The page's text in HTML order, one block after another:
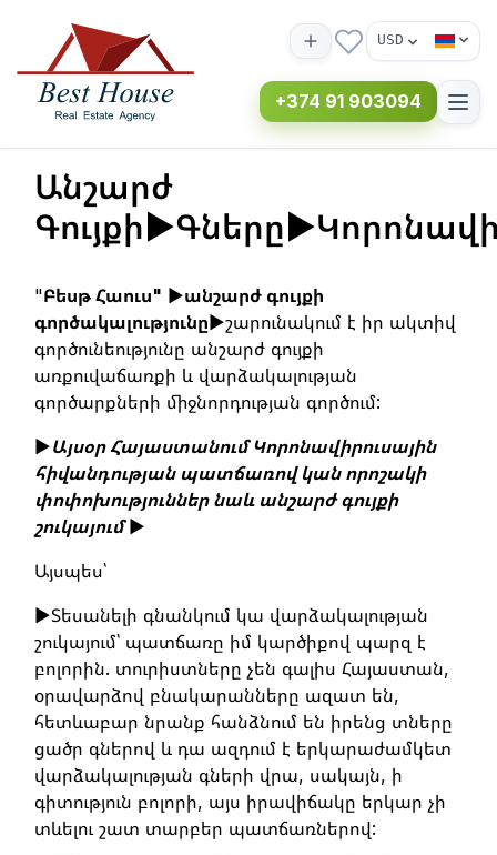
USD
+374 91 903094
Անշարժ
"Բեսթ Հաուս" ►անշարժ գույքի
գործակալությունը►շարունակում է իր ակտիվ
գործունեությունը անշարժ գույքի
առքուվաճառքի և վարձակալության
գործարքների միջնորդության գործում:
►Այսօր Հայաստանում Կորոնավիրուսային
հիվանդության պատճառով կան որոշակի
փոփոխություններ նաև անշարժ գույքի
շուկայում ►
Այսպես՝
►Տեսանելի գնանկում կա վարձակալության
շուկայում՝ պատճառը իմ կարծիքով պարզ է
բոլորին. տուրիստները չեն գալիս Հայաստան,
օրավարձով բնակարանները ազատ են,
հետևաբար նրանք հանձնում են իրենց տները
ցածր գներով և դա ազդում է երկարաժամկետ
վարձակալության գների վրա, սակայն, ի
գիտություն բոլորի, այս իրավիճակը երկար չի
տևելու շատ տարբեր պատճառներով: